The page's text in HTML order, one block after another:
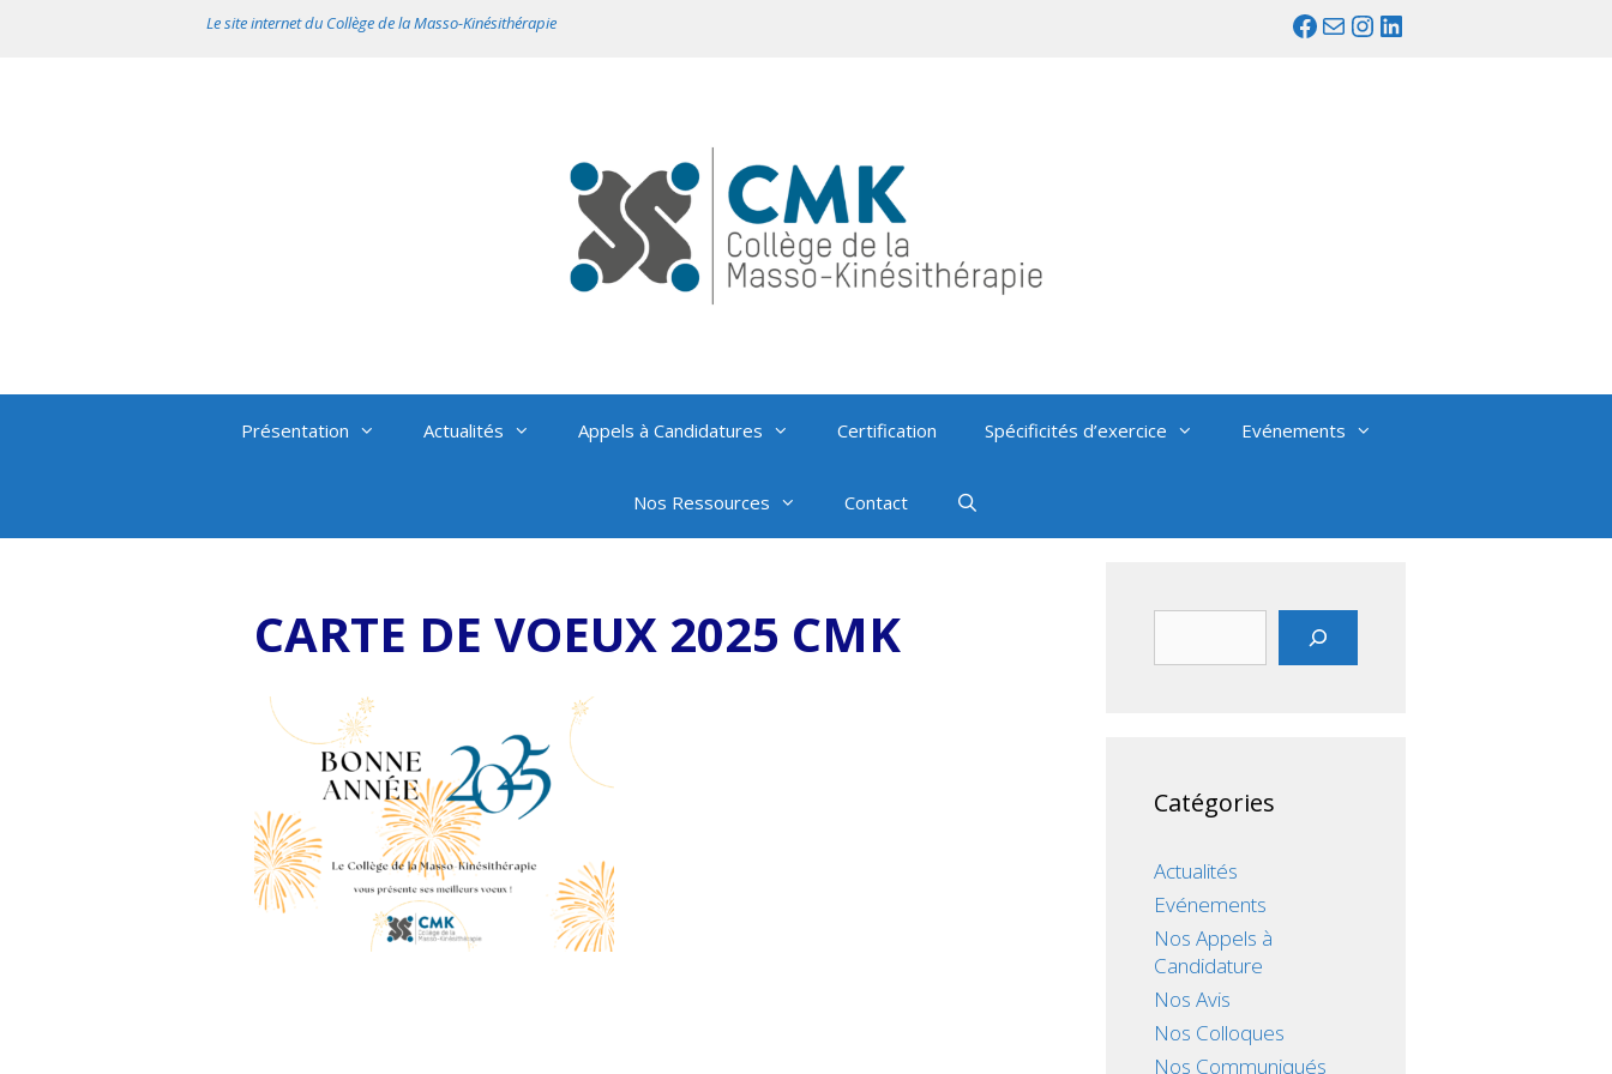
Facebook
MailInstagram
LinkedIn
Le site internet du Collège de la Masso-Kinésithérapie
Présentation Actualités Appels à Candidatures Certification Spécificités d’exercice Evénements
Nos Ressources Contact
CARTE DE VOEUX 2025 CMK
Catégories
Actualités
Evénements
Nos Appels à
Candidature
Nos Avis
Nos Colloques
Nos Communiqués